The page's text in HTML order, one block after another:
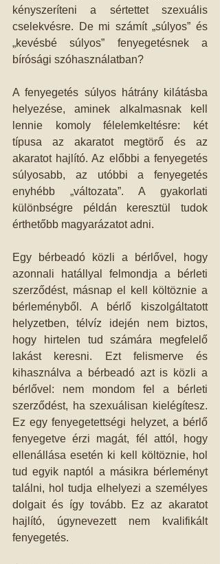
kényszeríteni a sértettet szexuális
cselekvésre. De mi számít „súlyos” és
„kevésbé súlyos” fenyegetésnek a
bírósági szóhasználatban?
A fenyegetés súlyos hátrány kilátásba
helyezése, aminek alkalmasnak kell
lennie komoly félelemkeltésre: két
típusa az akaratot megtörő és az
akaratot hajlító. Az előbbi a fenyegetés
súlyosabb, az utóbbi a fenyegetés
enyhébb „változata”. A gyakorlati
különbségre példán keresztül tudok
érthetőbb magyarázatot adni.
Egy bérbeadó közli a bérlővel, hogy
azonnali hatállyal felmondja a bérleti
szerződést, másnap el kell költöznie a
bérleményből. A bérlő kiszolgáltatott
helyzetben, télvíz idején nem biztos,
hogy hirtelen tud számára megfelelő
lakást keresni. Ezt felismerve és
kihasználva a bérbeadó azt is közli a
bérlővel: nem mondom fel a bérleti
szerződést, ha szexuálisan kielégítesz.
Ez egy fenyegetettségi helyzet, a bérlő
fenyegetve érzi magát, fél attól, hogy
ellenállása esetén ki kell költöznie, hol
tud egyik naptól a másikra bérleményt
találni, hol tudja elhelyezi a személyes
dolgait és így tovább. Ez az akaratot
hajlító, úgynevezett nem kvalifikált
fenyegetés.